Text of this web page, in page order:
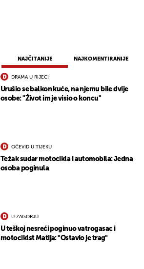
NAJČITANIJE NAJKOMENTIRANIJE
DRAMA U RIJECI
Urušio se balkon kuće, na njemu bile dvije
osobe: "Život im je visio o koncu"
OČEVID U TIJEKU
Težak sudar motocikla i automobila: Jedna
osoba poginula
U ZAGORJU
U teškoj nesreći poginuo vatrogasac i
motociklst Matija: "Ostavio je trag"